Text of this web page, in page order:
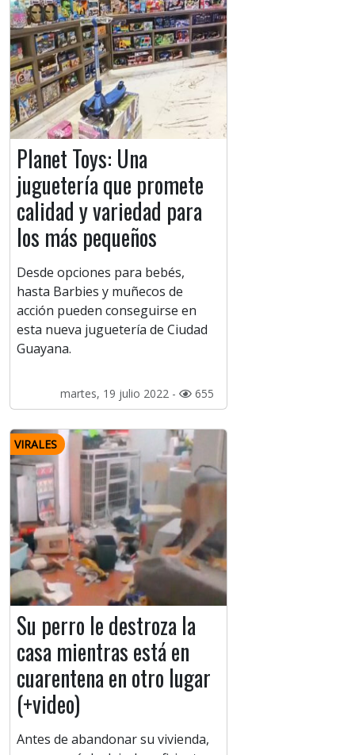
Planet Toys: Una
juguetería que promete
calidad y variedad para
los más pequeños
Desde opciones para bebés,
hasta Barbies y muñecos de
acción pueden conseguirse en
esta nueva juguetería de Ciudad
Guayana.
martes, 19 julio 2022 - 655
VIRALES
Su perro le destroza la
casa mientras está en
cuarentena en otro lugar
(+video)
Antes de abandonar su vivienda,